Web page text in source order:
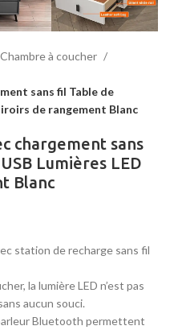
Chambre à coucher
sans fil Table de
de rangement Blanc
chargement sans
Lumières LED
Blanc
station de recharge sans fil
la lumière LED n’est pas
aucun souci.
Bluetooth permettent